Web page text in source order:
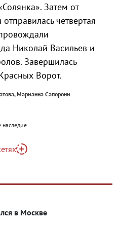
Затем от
четвертая
Николай Васильев и
Завершилась
Ворот.
Марианна Сапорони
наследие
в Москве